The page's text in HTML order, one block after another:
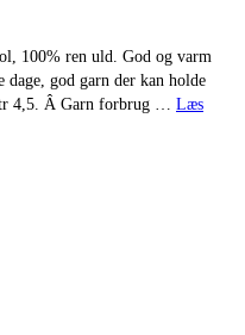
100% ren uld. God og varm
dage, god garn der kan holde
4,5. Â Garn forbrug … Læs